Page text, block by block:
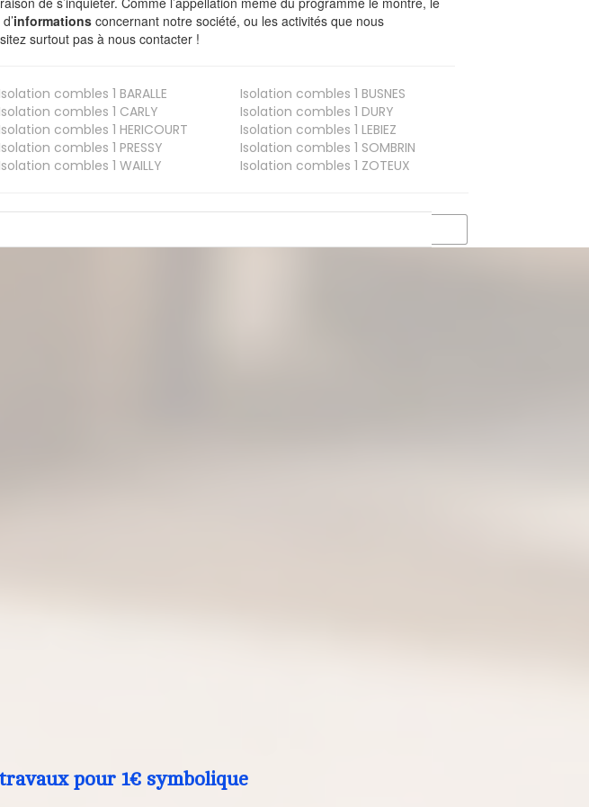
informations concernant notre société, ou les activités que nous
surtout pas à nous contacter !
Isolation combles 1 BARALLE Isolation combles 1 BUSNES
Isolation combles 1 CARLY Isolation combles 1 DURY
Isolation combles 1 HERICOURT Isolation combles 1 LEBIEZ
Isolation combles 1 PRESSY Isolation combles 1 SOMBRIN
Isolation combles 1 WAILLY Isolation combles 1 ZOTEUX
pour 1€ symbolique